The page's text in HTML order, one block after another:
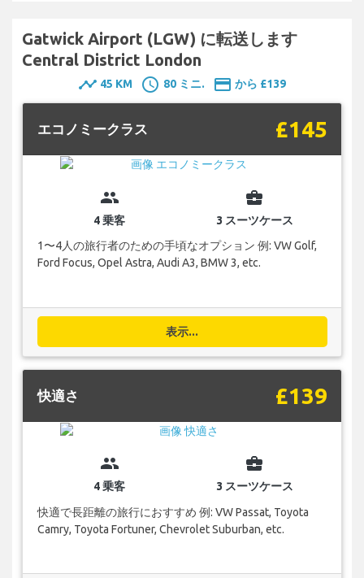
Gatwick Airport (LGW) に転送します
Central District London
timeline 45 KM schedule 80 ミニ. payment から £139
エコノミークラス £145
group
4 乗客
business_center
3 スーツケース
1〜4人の旅行者のための手頃なオプション 例: VW Golf,
Ford Focus, Opel Astra, Audi A3, BMW 3, etc.
表示...
快適さ £139
group
4 乗客
business_center
3 スーツケース
快適で長距離の旅行におすすめ 例: VW Passat, Toyota
Camry, Toyota Fortuner, Chevrolet Suburban, etc.